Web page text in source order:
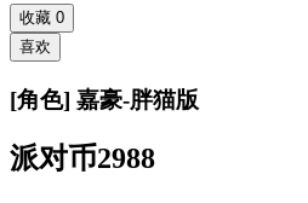
收藏 0
喜欢
[角色] 嘉豪-胖猫版
派对币2988